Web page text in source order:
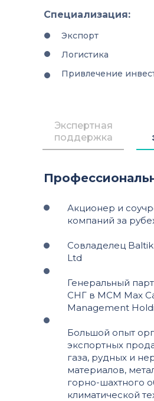
Акционер и
компаний за
Совладелец
Ltd
Генеральный
СНГ в MCM Max
Management
Большой опыт
экспортных
газа, рудных и
материалов,
горно-шахтного
климатической
Специализация:
Экспорт
Логистика
Привлечение
Экспертная
поддержка